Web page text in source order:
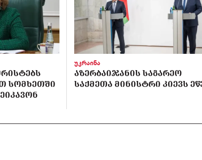
ᲡᲝᲛᲮᲔᲗᲨᲘ
უკრაინა
ᲐᲖᲔᲠᲑᲐᲘᲯᲐᲜᲘᲡ ᲡᲐᲒᲐᲠᲔᲝ
ᲡᲐᲥᲛᲔᲗᲐ ᲛᲘᲜᲘᲡᲢᲠᲘ ᲙᲘᲔᲕᲡ